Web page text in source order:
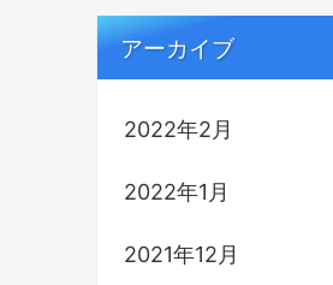
アーカイブ
2022年2月
2022年1月
2021年12月